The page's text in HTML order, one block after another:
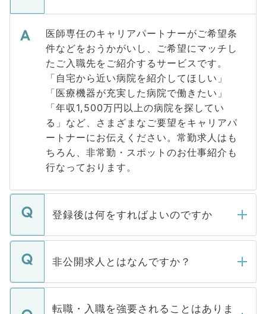
医師専任のキャリアパートナーがご希望条
件などをおうかがいし、ご希望にマッチし
たご入職先をご紹介するサービスです。
「自宅から近い病院を紹介してほしい」
「医療機器が充実した病院で働きたい」
「年収1,500万円以上の病院を探してい
る」など、さまざまなご要望をキャリアパ
ートナーにお伝えください。常勤求人はも
ちろん、非常勤・スポットのお仕事紹介も
行なっております。
登録後は何をすればよいのですか
ご登録いただきましたら、弊社担当者がご
登録内容を確認し、その後メールもしくは
ます。通常、5営業日以内にはご連絡をせて
いただきますので、しばらくお待ちくださ
非公開求人とはなんですか？
マイナビDOCTORで取り扱っている求人の
うち約3割は、Webサイトからご覧いただ
転職・入職を強要されることはありま